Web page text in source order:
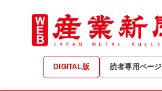
DIGITAL版 読者専用ページ